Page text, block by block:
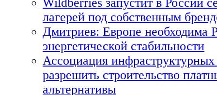
лагерей под собственным
Дмитриев: Европе необходима
энергетической стабильности
Ассоциация
разрешить строительство
альтернативы